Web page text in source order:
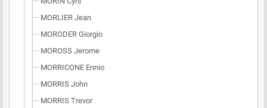
MORLIER Jean
MORODER Giorgio
MOROSS Jerome
MORRICONE Ennio
MORRIS John
MORRIS Trevor